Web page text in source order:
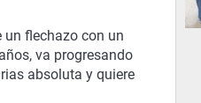
un flechazo con un
va progresando
absoluta y quiere